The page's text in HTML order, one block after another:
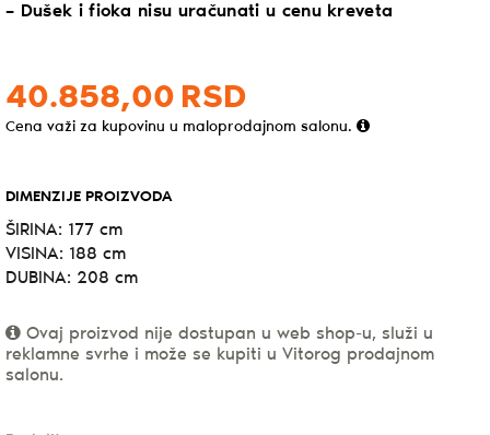
– Dušek i fioka nisu uračunati u cenu kreveta
40.858,00 RSD
Cena važi za kupovinu u maloprodajnom salonu.
DIMENZIJE PROIZVODA
ŠIRINA: 177 cm
VISINA: 188 cm
DUBINA: 208 cm
Ovaj proizvod nije dostupan u web shop-u, služi u
reklamne svrhe i može se kupiti u Vitorog prodajnom
salonu.